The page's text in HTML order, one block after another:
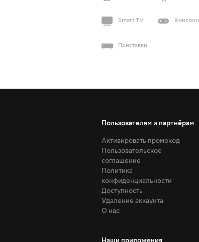
Smart TV Консоли
Приставки
Пользователям и партнёрам
Активировать промокод
Пользовательское
соглашение
Политика
конфиденциальности
Доступность
Удаление аккаунта
О нас